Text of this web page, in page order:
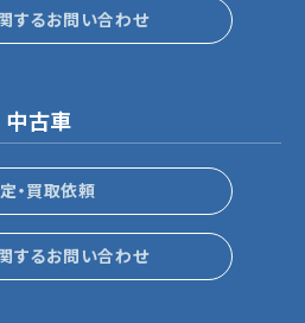
するお問い合わせ
中古車
・買取依頼
するお問い合わせ